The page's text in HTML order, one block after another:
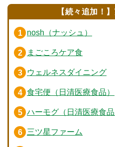
【続々追加！
nosh（ナッシュ）
まごころケア食
ウェルネスダイニング
食宅便（日清医療食品）
ハーモグ（日清医療食品
三ツ星ファーム